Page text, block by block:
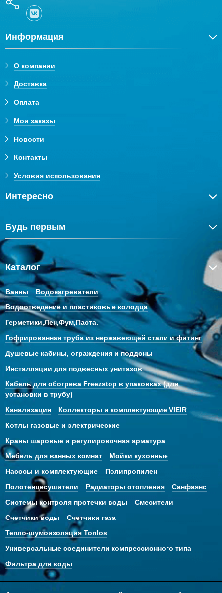
Информация
О компании
Доставка
Оплата
Мои заказы
Новости
Контакты
Условия использования
Интересно
Будь первым
Каталог
Ванны
Водонагреватели
Водоотведение и пластиковые колодца
Герметики,Лен,Фум,Паста.
Гофрированная труба из нержавеющей стали и фитинг
Душевые кабины, ограждения и поддоны
Инсталляции для подвесных унитазов
Кабель для обогрева Freezstop в упаковках (для
установки в трубу)
Канализация
Коллекторы и комплектующие VIEIR
Котлы газовые и электрические
Краны шаровые и регулировочная арматура
Мебель для ванных комнат
Мойки кухонные
Насосы и комплектующие
Полипропилен
Полотенцесушители
Радиаторы отопления
Санфаянс
Системы контроля протечки воды
Смесители
Счетчики воды
Счетчики газа
Тепло-шумоизоляция Tonlos
Универсальные соединители компрессионного типа
Фильтра для воды